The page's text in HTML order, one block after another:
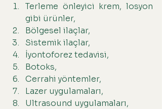
Terleme önleyici krem, losyon
gibi ürünler,
Bölgesel ilaçlar,
Sistemik ilaçlar,
İyontoforez tedavisi,
Botoks,
Cerrahi yöntemler,
Lazer uygulamaları,
Ultrasound uygulamaları,